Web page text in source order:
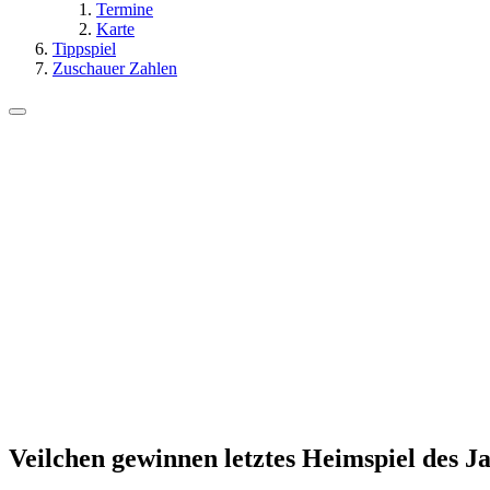
Termine
Karte
Tippspiel
Zuschauer Zahlen
Veilchen gewinnen letztes Heimspiel des